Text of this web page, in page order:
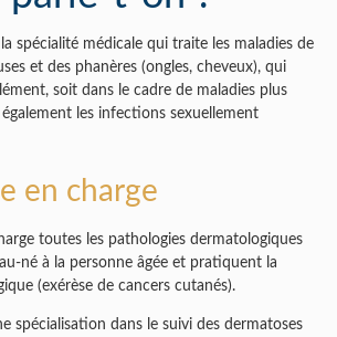
spécialité médicale qui traite les maladies de
et des phanères (ongles, cheveux), qui
soit dans le cadre de maladies plus
les infections sexuellement
en charge
toutes les pathologies dermatologiques
né à la personne âgée et pratiquent la
(exérèse de cancers cutanés).
spécialisation dans le suivi des dermatoses